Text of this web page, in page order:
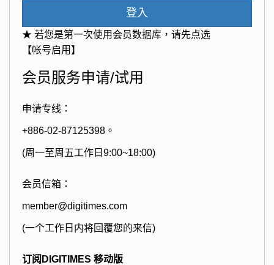
登入
★ 若您是第一次使用会员数据库，请先点选
【帐号启用】
会员服务申请/试用
申请专线：
+886-02-87125398。
(周一至周五工作日9:00~18:00)
会员信箱：
member@digitimes.com
(一个工作日内将回覆您的来信)
订阅DIGITIMES 移动版